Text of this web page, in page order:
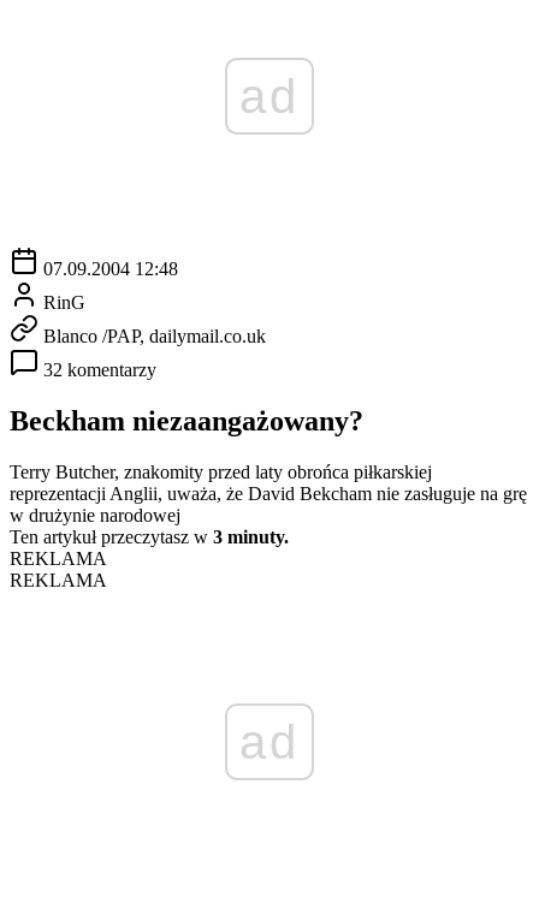
ad
07.09.2004 12:48
RinG
Blanco /PAP, dailymail.co.uk
32 komentarzy
Beckham niezaangażowany?
Terry Butcher, znakomity przed laty obrońca piłkarskiej
reprezentacji Anglii, uważa, że David Bekcham nie zasługuje na grę
w drużynie narodowej
Ten artykuł przeczytasz w 3 minuty.
REKLAMA
REKLAMA
ad